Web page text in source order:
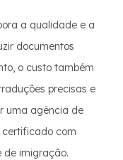
a qualidade e a
documentos
o custo também
precisas e
uma agência de
com
de imigração.